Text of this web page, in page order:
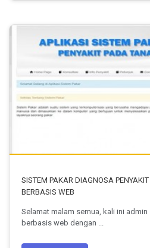
SISTEM PAKAR DIAGNOSA
BERBASIS WEB
Selamat malam semua, kali ini
berbasis web dengan ...